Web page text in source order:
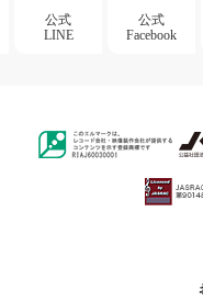
公式
LINE
公式
Facebook